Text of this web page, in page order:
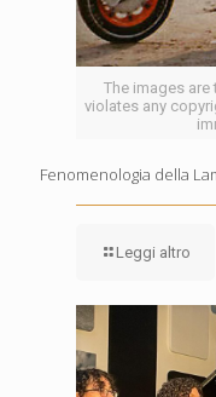
The images
violates any
Fenomenologia della
Leggi altro